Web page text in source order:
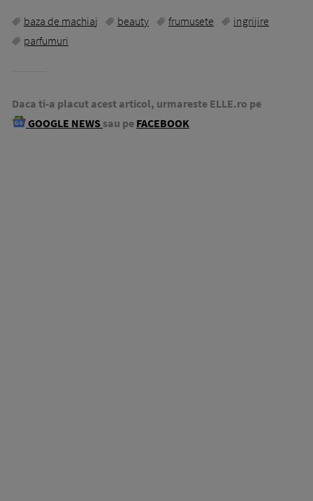
baza de machiaj beauty frumusete
ingrijire
parfumuri
Daca ti-a placut acest articol, urmareste ELLE.ro pe
GOOGLE NEWS sau pe FACEBOOK